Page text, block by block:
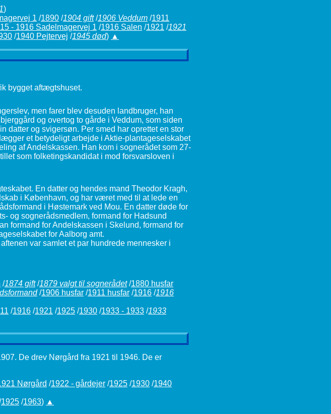
)
1 /1890 /1904 gift/1906 Veddum /1911
- 1916 Sadelmagervej 1 /1916 Salen /1921 /1921
/1940 Pejtervej /1945 død) ▲
bygget aftægtshuset.
men farer blev desuden landbruger, han
og overtog to gårde i Veddum, som siden
datter og svigersøn. Per smed har oprettet en stor
et betydeligt arbejde i Aktie-plantageselskabet
af Andelskassen. Han kom i sognerådet som 27-
som folketingskandidat i mod forsvarsloven i
En datter og hendes mand Theodor Kragh,
i København, og har været med til at lede en
i Høstemark ved Mou. En datter døde for
og sognerådsmedlem, formand for Hadsund
formand for Andelskassen i Skelund, formand for
for Aalborg amt.
var samlet et par hundrede mennesker i
/1874 gift/1879 valgt til sognerådet/1880 husfar
/1906 husfar /1911 husfar /1916 /1916
/1916 /1921 /1925 /1930 /1933 - 1933 /1933
De drev Nørgård fra 1921 til 1946. De er
Nørgård /1922 - gårdejer /1925 /1930 /1940
1925 /1963) ▲